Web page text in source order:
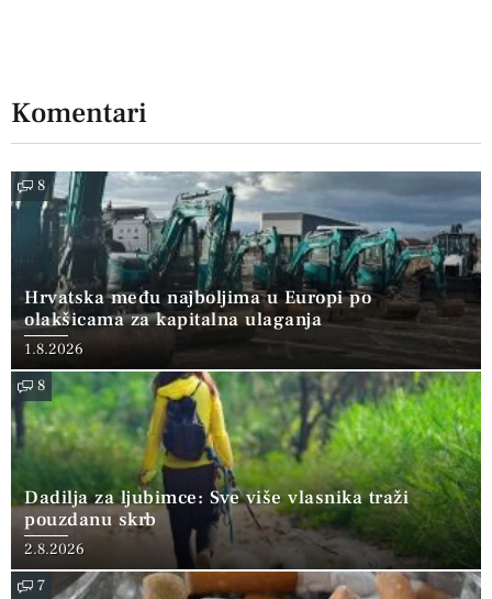
Komentari
8
Hrvatska među najboljima u Europi po
olakšicama za kapitalna ulaganja
1.8.2026
8
Dadilja za ljubimce: Sve više vlasnika traži
pouzdanu skrb
2.8.2026
7